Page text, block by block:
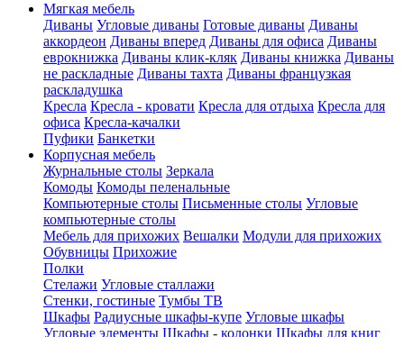
Мягкая мебель
Диваны Угловые диваны Готовые диваны Диваны
аккордеон Диваны вперед Диваны для офиса Диваны
еврокнижка Диваны клик-кляк Диваны книжка Диваны
не раскладные Диваны тахта Диваны французкая
раскладушка
Кресла Кресла - кровати Кресла для отдыха Кресла для
офиса Кресла-качалки
Пуфики Банкетки
Корпусная мебель
Журнальные столы Зеркала
Комоды Комоды пеленальные
Компьютерные столы Письменные столы Угловые
компьютерные столы
Мебель для прихожих Вешалки Модули для прихожих
Обувницы Прихожие
Полки
Стелажи Угловые сталлажи
Стенки, гостиные Тумбы ТВ
Шкафы Радиусные шкафы-купе Угловые шкафы
Угловые элементы Шкафы - колонки Шкафы для книг